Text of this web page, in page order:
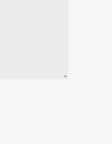
0641-20102470